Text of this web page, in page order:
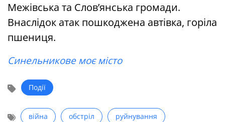
Межівська та Слов’янська громади.
Внаслідок атак пошкоджена автівка, горіла
пшениця.
Синельникове моє місто
Події
війна обстріл руйнування